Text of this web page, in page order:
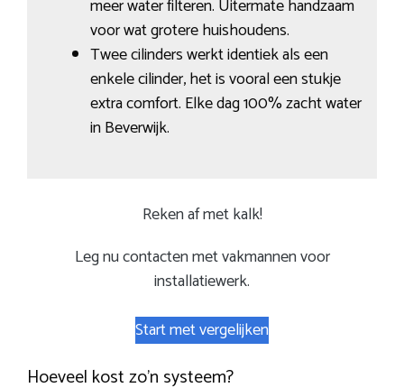
meer water filteren. Uitermate handzaam
voor wat grotere huishoudens.
Twee cilinders werkt identiek als een
enkele cilinder, het is vooral een stukje
extra comfort. Elke dag 100% zacht water
in Beverwijk.
Reken af met kalk!
Leg nu contacten met vakmannen voor
installatiewerk.
Start met vergelijken
Hoeveel kost zo’n systeem?